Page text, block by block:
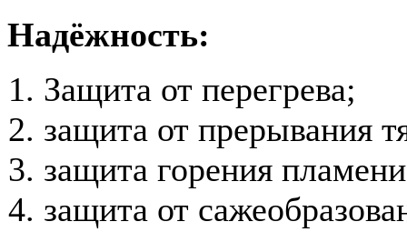
Надёжность:
Защита от перегрева;
защита от прерывания
защита горения
защита от